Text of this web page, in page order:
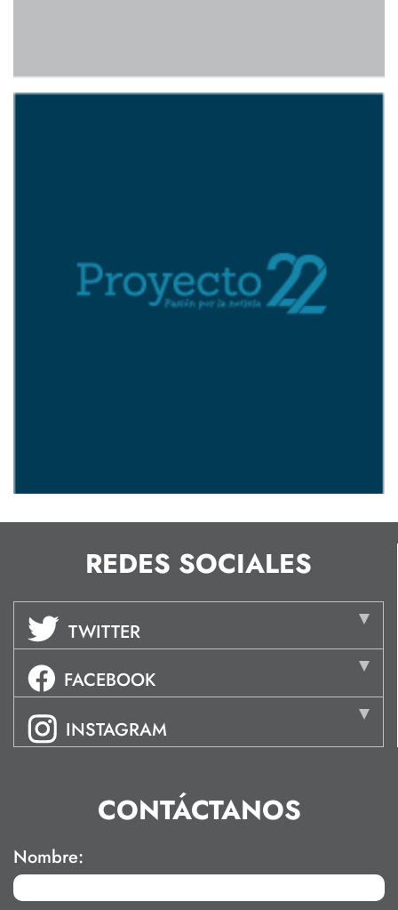
REDES SOCIALES
TWITTER
FACEBOOK
INSTAGRAM
CONTÁCTANOS
Nombre: